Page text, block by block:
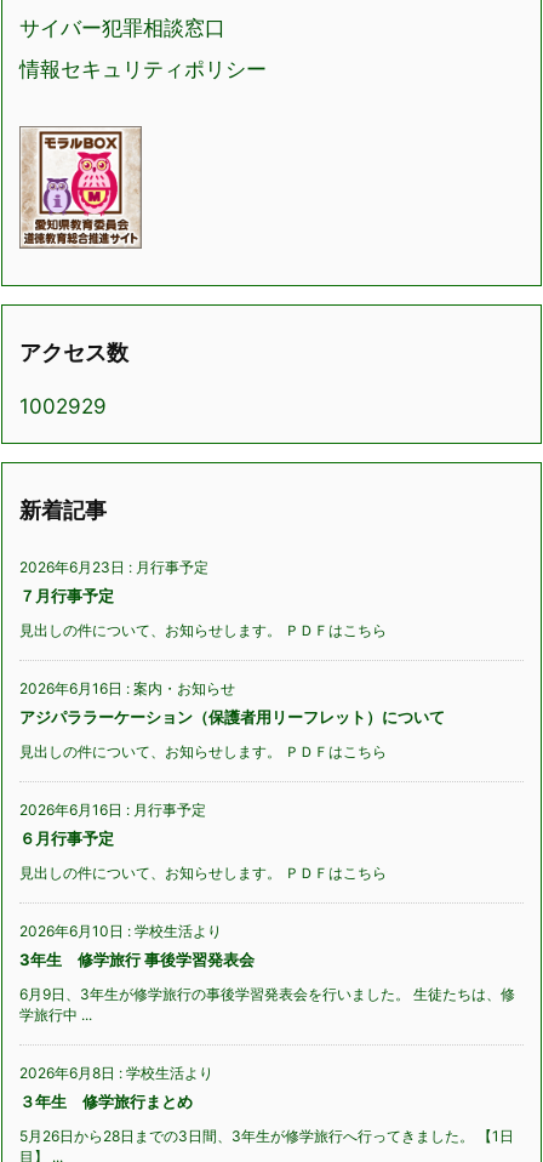
サイバー犯罪相談窓口
情報セキュリティポリシー
アクセス数
1002929
新着記事
2026年6月23日 : 月行事予定
７月行事予定
見出しの件について、お知らせします。 ＰＤＦはこちら
2026年6月16日 : 案内・お知らせ
アジパララーケーション（保護者用リーフレット）について
見出しの件について、お知らせします。 ＰＤＦはこちら
2026年6月16日 : 月行事予定
６月行事予定
見出しの件について、お知らせします。 ＰＤＦはこちら
2026年6月10日 : 学校生活より
3年生 修学旅行 事後学習発表会
6月9日、3年生が修学旅行の事後学習発表会を行いました。 生徒たちは、修
学旅行中 ...
2026年6月8日 : 学校生活より
３年生 修学旅行まとめ
5月26日から28日までの3日間、3年生が修学旅行へ行ってきました。 【1日
目】 ...